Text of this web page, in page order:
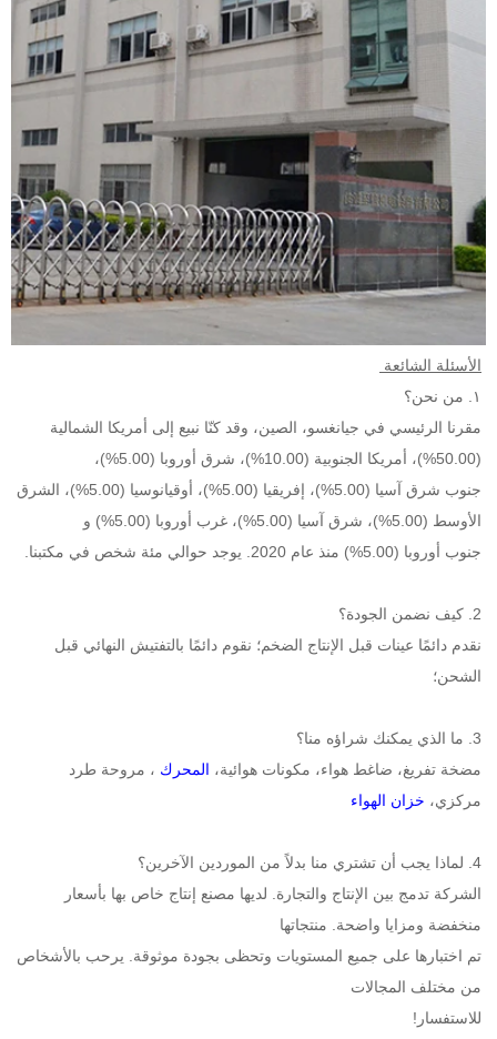
الأسئلة الشائعة
١. من نحن؟
(50.00%)، أمريكا الجنوبية (10.00%)، شرق أوروبا (5.00%)،
الأوسط (5.00%)، شرق آسيا (5.00%)، غرب أوروبا (5.00%) و
جنوب أوروبا (5.00%) منذ عام 2020. يوجد حوالي مئة شخص في مكتبنا.
2. كيف نضمن الجودة؟
الشحن؛
3. ما الذي يمكنك شراؤه منا؟
مضخة تفريغ، ضاغط هواء، مكونات هوائية، المحرك
مركزي، خزان الهواء
4. لماذا يجب أن تشتري منا بدلاً من الموردين الآخرين؟
منخفضة ومزايا واضحة. منتجاتها
من مختلف المجالات
للاستفسار!